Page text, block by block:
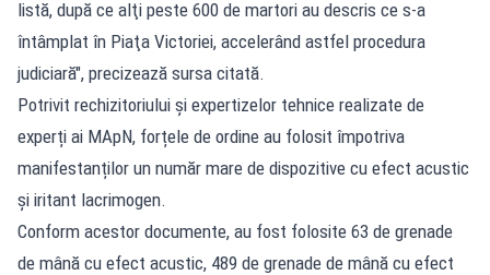
listă, după ce alţi peste 600 de martori au descris ce s-a
întâmplat în Piaţa Victoriei, accelerând astfel procedura
judiciară", precizează sursa citată.
Potrivit rechizitoriului și expertizelor tehnice realizate de
experți ai MApN, forțele de ordine au folosit împotriva
manifestanților un număr mare de dispozitive cu efect acustic
și iritant lacrimogen.
Conform acestor documente, au fost folosite 63 de grenade
de mână cu efect acustic, 489 de grenade de mână cu efect